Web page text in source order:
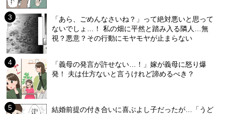
「あら、ごめんなさいね？」って絶対悪いと思って
ないでしょ…！ 私の畑に平然と踏み入る隣人…無
視？悪意？その行動にモヤモヤが止まらない
「義母の発言が許せない…！」嫁が義母に怒り爆
発！ 夫は仕方ないと言うけれど諦めるべき？
結婚前提の付き合いに喜ぶよし子だったが…「うど